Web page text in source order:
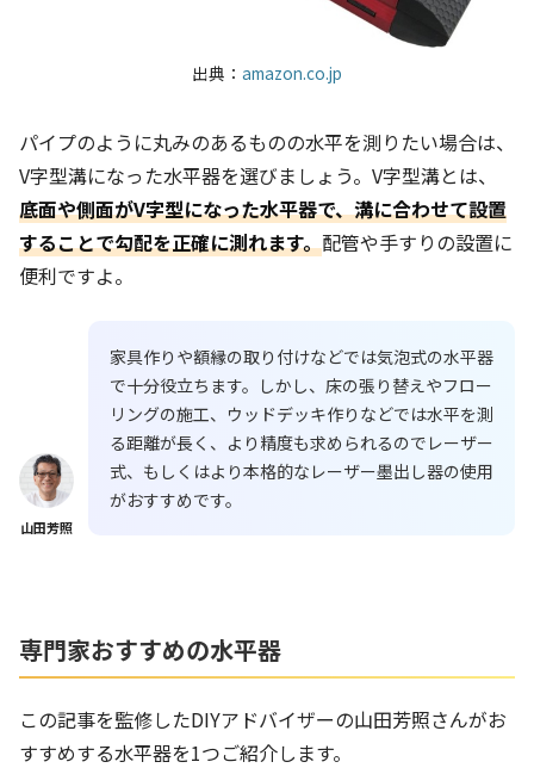
出典： amazon.co.jp
パイプのように丸みのあるものの水平を測りたい場合は、
V字型溝になった水平器を選びましょう。V字型溝とは、
底面や側面がV字型になった水平器で、溝に合わせて設置
することで勾配を正確に測れます。配管や手すりの設置に
便利ですよ。
山田芳照
家具作りや額縁の取り付けなどでは気泡式の水平器
で十分役立ちます。しかし、床の張り替えやフロー
リングの施工、ウッドデッキ作りなどでは水平を測
る距離が長く、より精度も求められるのでレーザー
式、もしくはより本格的なレーザー墨出し器の使用
がおすすめです。
専門家おすすめの水平器
この記事を監修したDIYアドバイザーの山田芳照さんがお
すすめする水平器を1つご紹介します。